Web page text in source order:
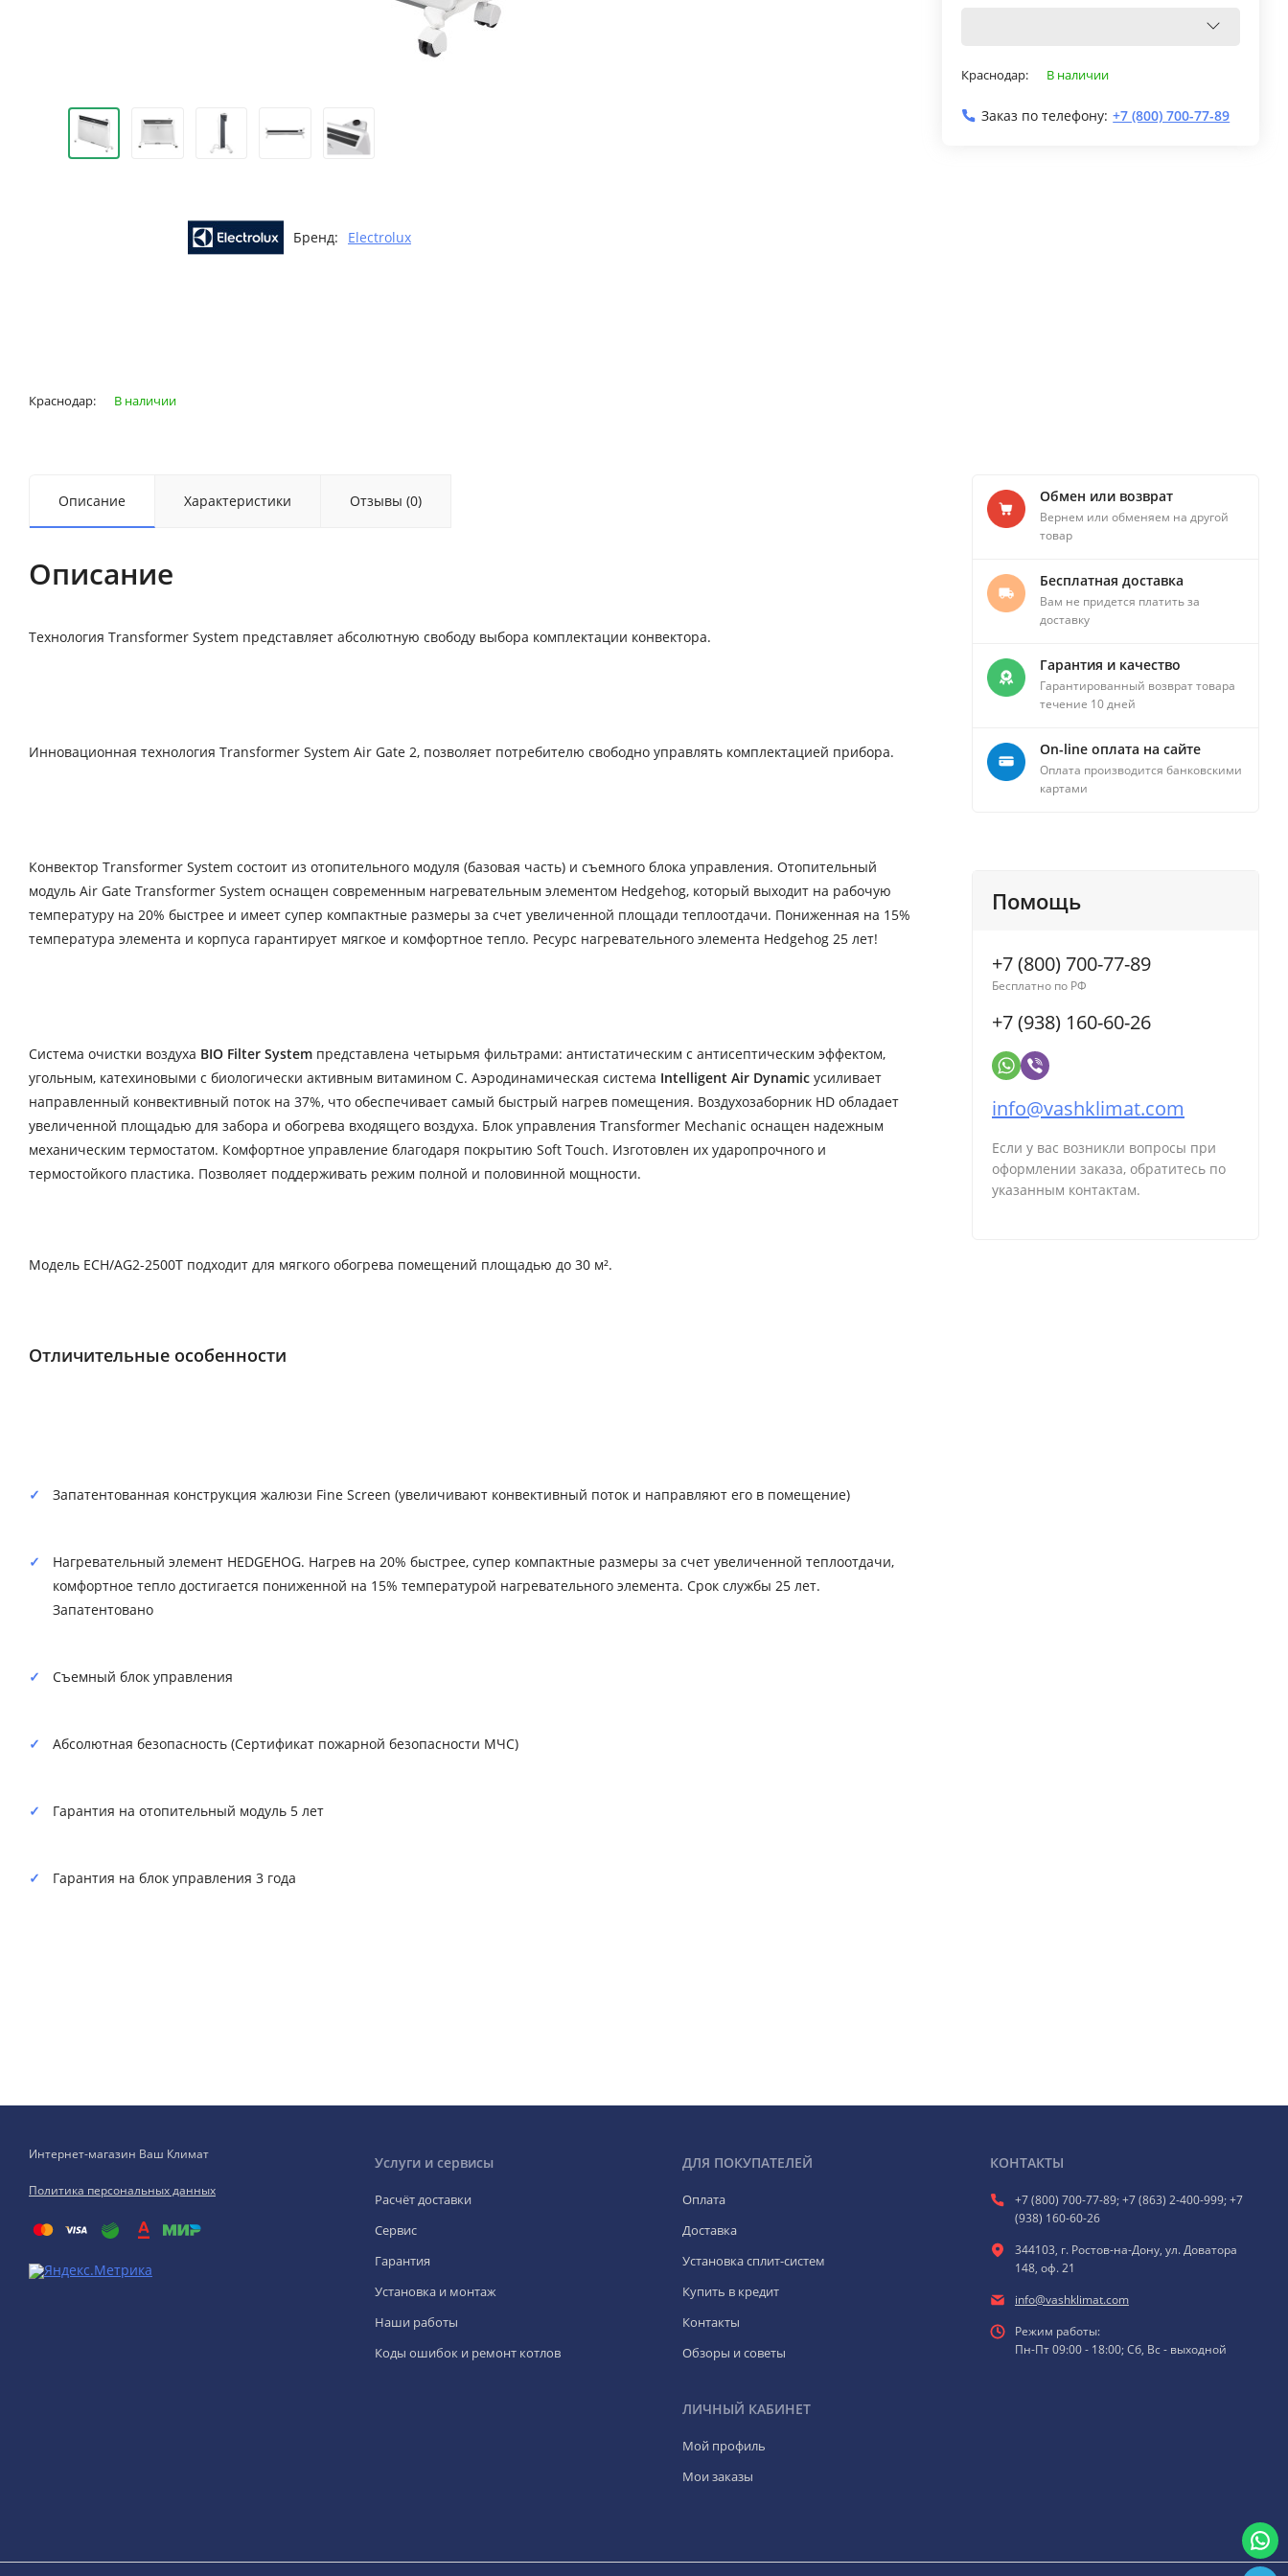
Бренд: Electrolux
Краснодар: В наличии
Заказ по телефону: +7 (800) 700-77-89
Краснодар: В наличии
Описание Характеристики Отзывы (0)
Описание
Технология Transformer System представляет абсолютную свободу выбора комплектации конвектора.
Инновационная технология Transformer System Air Gate 2, позволяет потребителю свободно управлять комплектацией прибора.
Конвектор Transformer System состоит из отопительного модуля (базовая часть) и съемного блока управления. Отопительный
модуль Air Gate Transformer System оснащен современным нагревательным элементом Hedgehog, который выходит на рабочую
температуру на 20% быстрее и имеет супер компактные размеры за счет увеличенной площади теплоотдачи. Пониженная на 15%
температура элемента и корпуса гарантирует мягкое и комфортное тепло. Ресурс нагревательного элемента Hedgehog 25 лет!
Система очистки воздуха BIO Filter System представлена четырьмя фильтрами: антистатическим с антисептическим эффектом,
угольным, катехиновыми с биологически активным витамином С. Аэродинамическая система Intelligent Air Dynamic усиливает
направленный конвективный поток на 37%, что обеспечивает самый быстрый нагрев помещения. Воздухозаборник HD обладает
увеличенной площадью для забора и обогрева входящего воздуха. Блок управления Transformer Mechanic оснащен надежным
механическим термостатом. Комфортное управление благодаря покрытию Soft Touch. Изготовлен их ударопрочного и
термостойкого пластика. Позволяет поддерживать режим полной и половинной мощности.
Модель ECH/AG2-2500T подходит для мягкого обогрева помещений площадью до 30 м².
Отличительные особенности
Запатентованная конструкция жалюзи Fine Screen (увеличивают конвективный поток и направляют его в помещение)
Нагревательный элемент HEDGEHOG. Нагрев на 20% быстрее, супер компактные размеры за счет увеличенной теплоотдачи,
комфортное тепло достигается пониженной на 15% температурой нагревательного элемента. Срок службы 25 лет.
Запатентовано
Съемный блок управления
Абсолютная безопасность (Сертификат пожарной безопасности МЧС)
Гарантия на отопительный модуль 5 лет
Гарантия на блок управления 3 года
Обмен или возврат
Вернем или обменяем на другой
товар
Бесплатная доставка
Вам не придется платить за
доставку
Гарантия и качество
Гарантированный возврат товара
течение 10 дней
On-line оплата на сайте
Оплата производится банковскими
картами
Помощь
+7 (800) 700-77-89
Бесплатно по РФ
+7 (938) 160-60-26
info@vashklimat.com
Если у вас возникли вопросы при
оформлении заказа, обратитесь по
указанным контактам.
Интернет-магазин Ваш Климат
Политика персональных данных
Услуги и сервисы
Расчёт доставки
Сервис
Гарантия
Установка и монтаж
Наши работы
Коды ошибок и ремонт котлов
ДЛЯ ПОКУПАТЕЛЕЙ
Оплата
Доставка
Установка сплит-систем
Купить в кредит
Контакты
Обзоры и советы
ЛИЧНЫЙ КАБИНЕТ
Мой профиль
Мои заказы
КОНТАКТЫ
+7 (800) 700-77-89; +7 (863) 2-400-999; +7
(938) 160-60-26
344103, г. Ростов-на-Дону, ул. Доватора
148, оф. 21
info@vashklimat.com
Режим работы:
Пн-Пт 09:00 - 18:00; Сб, Вс - выходной